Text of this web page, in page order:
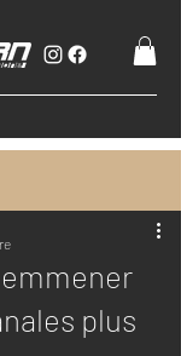
plus